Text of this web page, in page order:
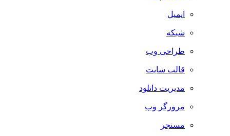
ایمیل
شبکه
طراحی وب
قالب سایت
مدیریت دانلود
مرورگر وب
مسنجر